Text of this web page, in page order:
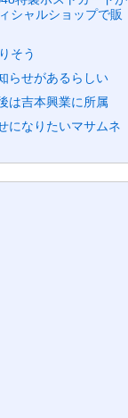
シャルショップで販
そう
らせがあるらしい
は吉本興業に所属
になりたいマサムネ